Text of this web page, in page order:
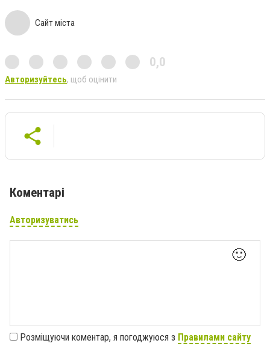
Сайт міста
0,0
Авторизуйтесь, щоб оцінити
Коментарі
Авторизуватись
🙂
Розміщуючи коментар, я погоджуюся з Правилами сайту